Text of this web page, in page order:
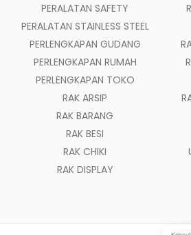
PERALATAN SAFETY
PERALATAN STAINLESS STEEL
PERLENGKAPAN GUDANG
PERLENGKAPAN RUMAH
PERLENGKAPAN TOKO
RAK ARSIP
RAK BARANG
RAK BESI
RAK CHIKI
RAK DISPLAY